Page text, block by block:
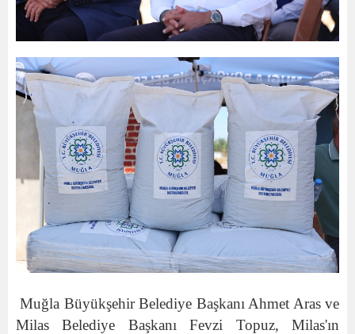
Muğla Büyükşehir Belediye Başkanı Ahmet Aras ve
Milas Belediye Başkanı Fevzi Topuz, Milas'ın